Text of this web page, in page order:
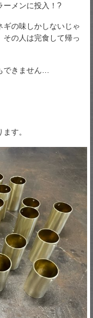
ーメンに投入！?
ギの味しかしないじゃ
その人は完食して帰っ
できません…
す。